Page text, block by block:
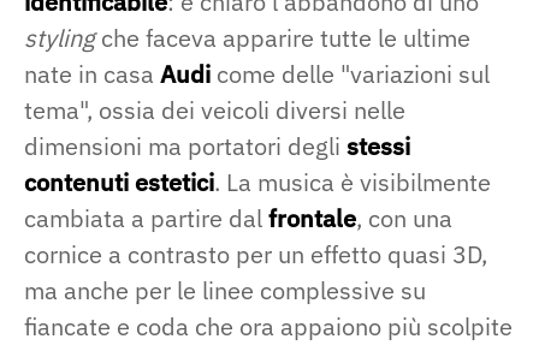
stylingche faceva apparire tutte le ultime
nate in casa Audi come delle "variazioni sul
tema", ossia dei veicoli diversi nelle
dimensioni ma portatori degli stessi
contenuti estetici. La musica è visibilmente
cambiata a partire dalfrontale, con una
cornice a contrasto per un effetto quasi 3D,
ma anche per le linee complessive su
fiancate e coda che ora appaiono più scolpite